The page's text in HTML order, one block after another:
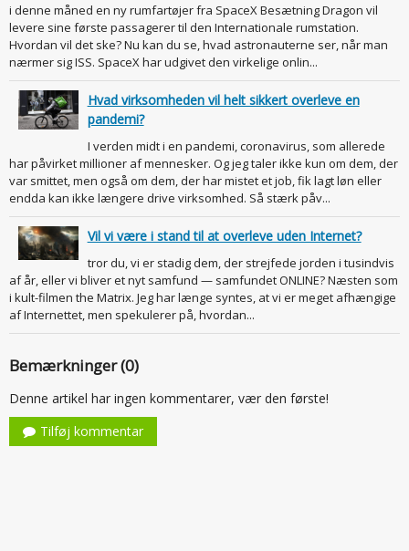
i denne måned en ny rumfartøjer fra SpaceX Besætning Dragon vil
levere sine første passagerer til den Internationale rumstation.
Hvordan vil det ske? Nu kan du se, hvad astronauterne ser, når man
nærmer sig ISS. SpaceX har udgivet den virkelige onlin...
Hvad virksomheden vil helt sikkert overleve en
pandemi?
I verden midt i en pandemi, coronavirus, som allerede
har påvirket millioner af mennesker. Og jeg taler ikke kun om dem, der
var smittet, men også om dem, der har mistet et job, fik lagt løn eller
endda kan ikke længere drive virksomhed. Så stærk påv...
Vil vi være i stand til at overleve uden Internet?
tror du, vi er stadig dem, der strejfede jorden i tusindvis
af år, eller vi bliver et nyt samfund — samfundet ONLINE? Næsten som
i kult-filmen the Matrix. Jeg har længe syntes, at vi er meget afhængige
af Internettet, men spekulerer på, hvordan...
Bemærkninger (0)
Denne artikel har ingen kommentarer, vær den første!
Tilføj kommentar